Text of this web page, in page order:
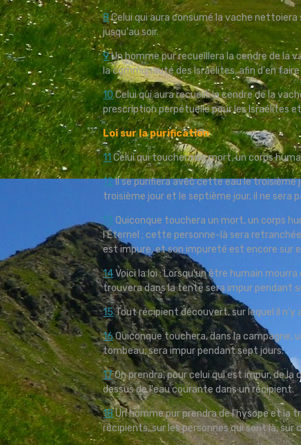
8Celui qui aura consumé la vache
jusqu'au soir.
9Un homme pur recueillera la cendre de la
la communauté des Israélites, afin d'en
10Celui qui aura recueilli la cendre de la
prescription perpétuelle pour les Israélites
Loi sur la purification
11 Celui qui touchera un mort, un corps
12Il se purifiera avec cette eau le troisième
troisième jour et le septième jour, il ne sera
13 Quiconque touchera un mort, un corps
l'Éternel ; cette personne-là sera
est impure, et son impureté est encore sur
14Voici la loi : Lorsqu'un être humain
trouvera dans la tente sera impur pendant
15Tout récipient découvert, sur lequel il n'y
16Quiconque touchera, dans la campagne,
tombeau, sera impur pendant sept jours.
17On prendra, pour celui qui est impur, de
dessus de l'eau courante dans un récipient.
18Un homme pur prendra de l'hysope et la
récipients, sur les personnes qui sont là,